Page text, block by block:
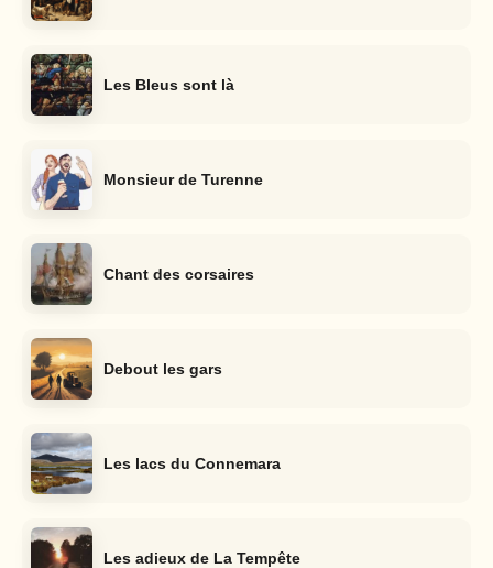
Les Bleus sont là
Monsieur de Turenne
Chant des corsaires
Debout les gars
Les lacs du Connemara
Les adieux de La Tempête